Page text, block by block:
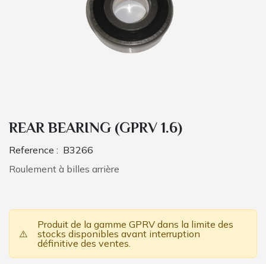
REAR BEARING (GPRV 1.6)
Reference : B3266
Roulement à billes arrière
⚠️
Produit de la gamme GPRV dans la limite des
stocks disponibles avant interruption
définitive des ventes.